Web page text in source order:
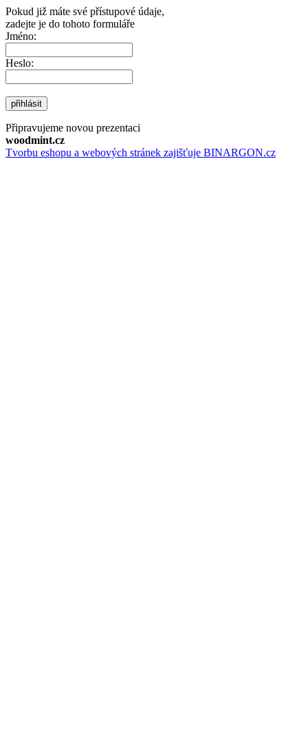
Pokud již máte své přístupové údaje,
zadejte je do tohoto formuláře
Jméno:
Heslo:
přihlásit
Připravujeme novou prezentaci
woodmint.cz
Tvorbu eshopu a webových stránek zajišťuje BINARGON.cz